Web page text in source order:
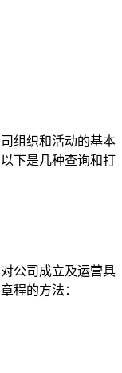
组织和活动的基本
下是几种查询和打
公司成立及运营具
程的方法：